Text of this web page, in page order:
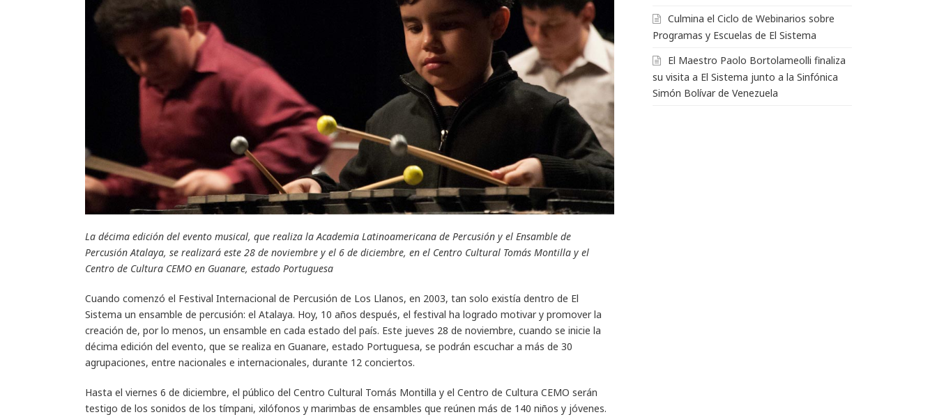
La décima edición del evento musical, que realiza la Academia Latinoamericana de Percusión y el Ensamble de
Percusión Atalaya, se realizará este 28 de noviembre y el 6 de diciembre, en el Centro Cultural Tomás Montilla y el
Centro de Cultura CEMO en Guanare, estado Portuguesa
Cuando comenzó el Festival Internacional de Percusión de Los Llanos, en 2003, tan solo existía dentro de El
Sistema un ensamble de percusión: el Atalaya. Hoy, 10 años después, el festival ha logrado motivar y promover la
creación de, por lo menos, un ensamble en cada estado del país. Este jueves 28 de noviembre, cuando se inicie la
décima edición del evento, que se realiza en Guanare, estado Portuguesa, se podrán escuchar a más de 30
agrupaciones, entre nacionales e internacionales, durante 12 conciertos.
Hasta el viernes 6 de diciembre, el público del Centro Cultural Tomás Montilla y el Centro de Cultura CEMO serán
testigo de los sonidos de los tímpani, xilófonos y marimbas de ensambles que reúnen más de 140 niños y jóvenes.
Culmina el Ciclo de Webinarios sobre
Programas y Escuelas de El Sistema
El Maestro Paolo Bortolameolli finaliza
su visita a El Sistema junto a la Sinfónica
Simón Bolívar de Venezuela